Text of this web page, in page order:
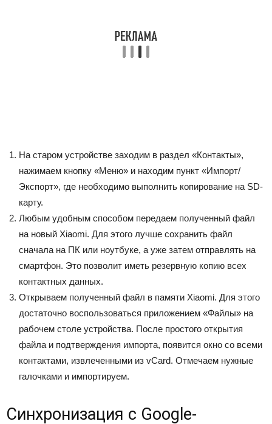
На старом устройстве заходим в раздел «Контакты»,
нажимаем кнопку «Меню» и находим пункт «Импорт/
Экспорт», где необходимо выполнить копирование на SD-
карту.
Любым удобным способом передаем полученный файл
на новый Xiaomi. Для этого лучше сохранить файл
сначала на ПК или ноутбуке, а уже затем отправлять на
смартфон. Это позволит иметь резервную копию всех
контактных данных.
Открываем полученный файл в памяти Xiaomi. Для этого
достаточно воспользоваться приложением «Файлы» на
рабочем столе устройства. После простого открытия
файла и подтверждения импорта, появится окно со всеми
контактами, извлеченными из vCard. Отмечаем нужные
галочками и импортируем.
Синхронизация с Google-